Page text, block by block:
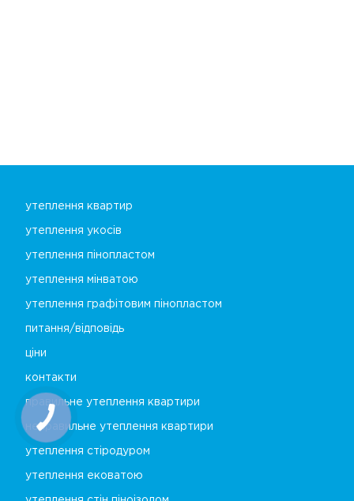
утеплення квартир
утеплення укосів
утеплення пінопластом
утеплення мінватою
утеплення графітовим пінопластом
питання/відповідь
ціни
контакти
правильне утеплення квартири
неправильне утеплення квартири
утеплення стіродуром
утеплення ековатою